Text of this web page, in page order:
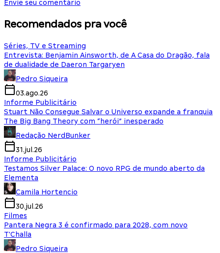
Envie seu comentário
Recomendados pra você
Séries, TV e Streaming
Entrevista: Benjamin Ainsworth, de A Casa do Dragão, fala
de dualidade de Daeron Targaryen
Pedro Siqueira
03.ago.26
Informe Publicitário
Stuart Não Consegue Salvar o Universo expande a franquia
The Big Bang Theory com “herói” inesperado
Redação NerdBunker
31.jul.26
Informe Publicitário
Testamos Silver Palace: O novo RPG de mundo aberto da
Elementa
Camila Hortencio
30.jul.26
Filmes
Pantera Negra 3 é confirmado para 2028, com novo
T'Challa
Pedro Siqueira